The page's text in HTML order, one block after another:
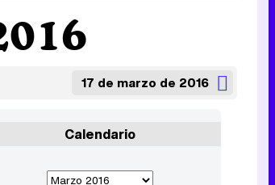
17 de marzo de 2016
Calendario